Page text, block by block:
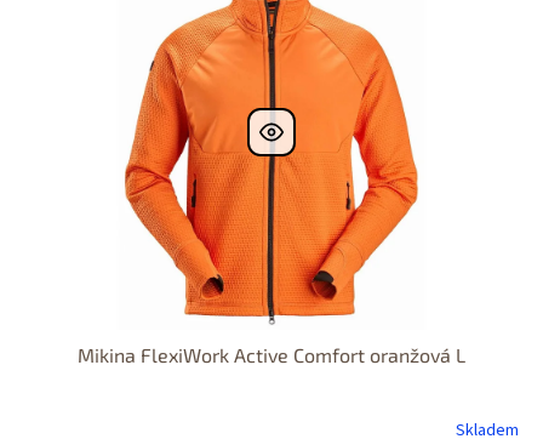
Mikina FlexiWork Active Comfort oranžová L
Skladem